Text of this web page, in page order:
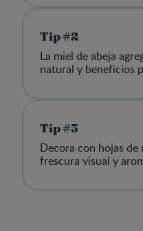
Tip #2
La miel de abeja
natural y beneficios
Tip #3
Decora con hojas
frescura visual y